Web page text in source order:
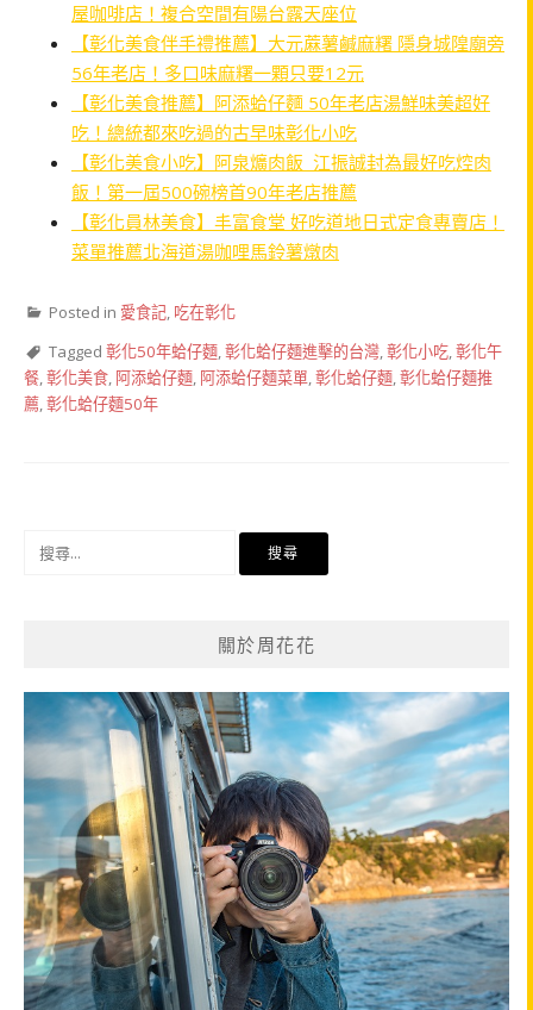
屋咖啡店！複合空間有陽台露天座位
【彰化美食伴手禮推薦】大元蔴薯鹹麻糬 隱身城隍廟旁
56年老店！多口味麻糬一顆只要12元
【彰化美食推薦】阿添蛤仔麵 50年老店湯鮮味美超好
吃！總統都來吃過的古早味彰化小吃
【彰化美食小吃】阿泉爌肉飯 江振誠封為最好吃焢肉
飯！第一屆500碗榜首90年老店推薦
【彰化員林美食】丰富食堂 好吃道地日式定食專賣店！
菜單推薦北海道湯咖哩馬鈴薯燉肉
Posted in 愛食記, 吃在彰化
Tagged 彰化50年蛤仔麵,彰化蛤仔麵進擊的台灣,彰化小吃,彰化午
餐,彰化美食, 阿添蛤仔麵, 阿添蛤仔麵菜單,彰化蛤仔麵,彰化蛤仔麵推
薦,彰化蛤仔麵50年
關於周花花